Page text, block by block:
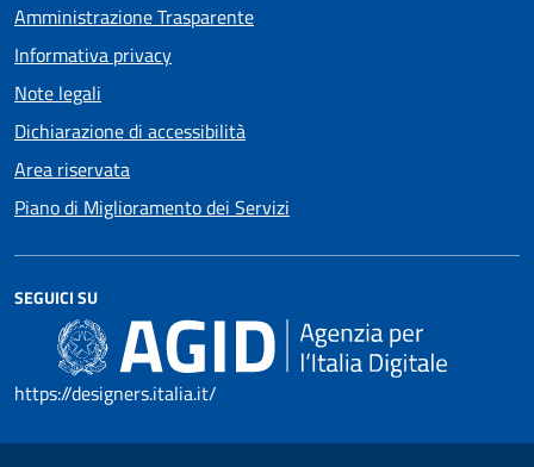
Amministrazione Trasparente
Informativa privacy
Note legali
Dichiarazione di accessibilità
Area riservata
Piano di Miglioramento dei Servizi
SEGUICI SU
https://designers.italia.it/